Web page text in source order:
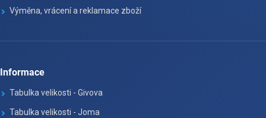
Výměna, vrácení a reklamace zboží
Informace
Tabulka velikosti - Givova
Tabulka velikosti - Joma